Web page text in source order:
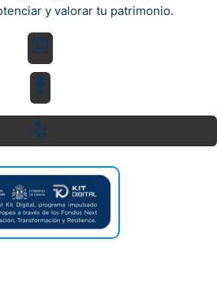
y valorar tu patrimonio.